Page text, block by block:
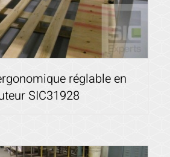
réglable en
SIC31928